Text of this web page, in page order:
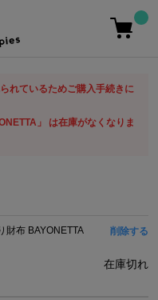
れているためご購入手続きに
」 は在庫がなくなりま
財布 BAYONETTA 削除する
在庫切れ